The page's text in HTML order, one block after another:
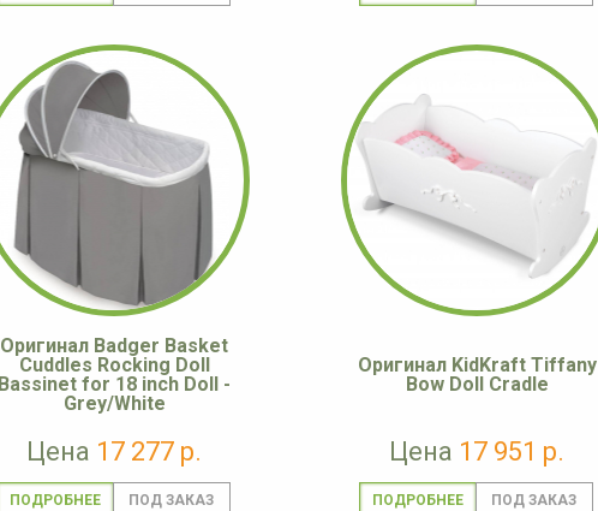
Оригинал Badger Basket
Cuddles Rocking Doll
Bassinet for 18 inch Doll -
Grey/White
Цена 17 277 р.
ПОДРОБНЕЕ
Оригинал KidKraft Tiffany
Bow Doll Cradle
Цена 17 951 р.
ПОДРОБНЕЕ